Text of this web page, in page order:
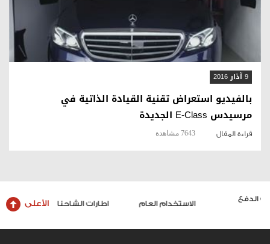
9 آذار 2016
بالفيديو استعراض تقنية القيادة الذاتية في
مرسيدس E-Class الجديدة
قراءة المقال 7643 مشاهدة
الاستخدام العام اطارات الشاحنات والحافلات الأعلى